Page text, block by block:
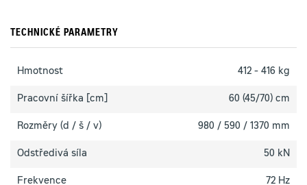
TECHNICKÉ PARAMETRY
Hmotnost 412 - 416 kg
Pracovní šířka [cm] 60 (45/70) cm
Rozměry (d / š / v) 980 / 590 / 1370 mm
Odstředivá síla 50 kN
Frekvence 72 Hz